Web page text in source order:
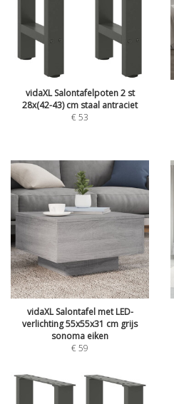
vidaXL Salontafelpoten 2 st
28x(42-43) cm staal antraciet
€53
vidaXL Salontafel met LED-
verlichting 55x55x31 cm grijs
sonoma eiken
€59